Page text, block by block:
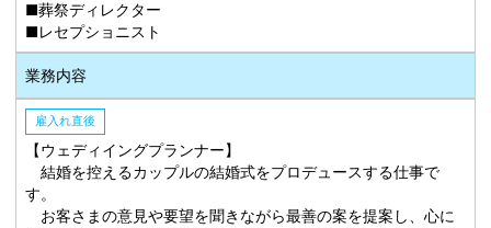
■葬祭ディレクター
■レセプショニスト
業務内容
雇入れ直後
【ウェディイングプランナー】
結婚を控えるカップルの結婚式をプロデュースする仕事で
す。
お客さまの意見や要望を聞きながら最善の案を提案し、心に